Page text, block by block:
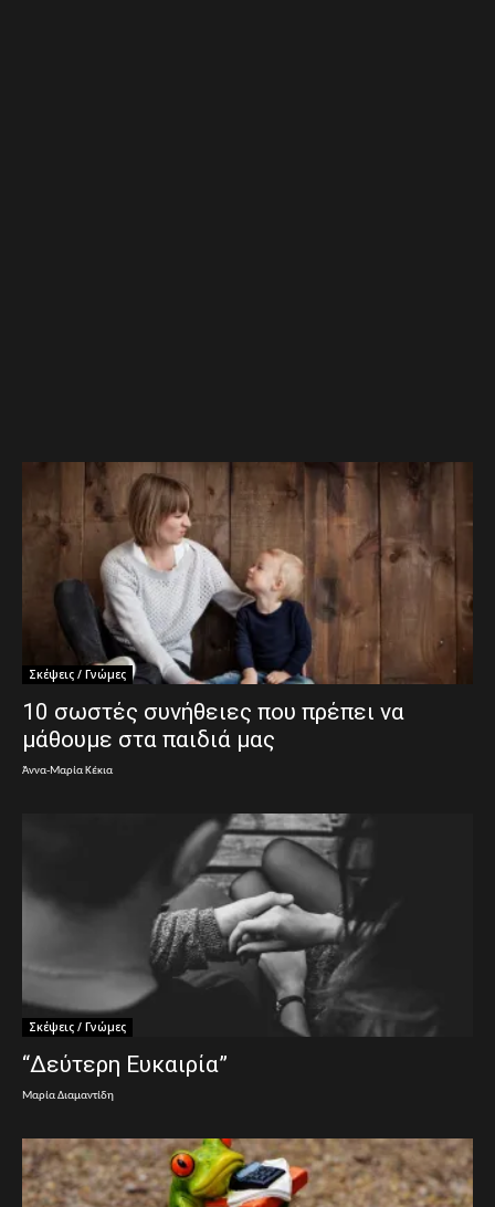
Σκέψεις / Γνώμες
10 σωστές συνήθειες που πρέπει να
μάθουμε στα παιδιά μας
Άννα-Μαρία Κέκια
Σκέψεις / Γνώμες
“Δεύτερη Ευκαιρία”
Μαρία Διαμαντίδη